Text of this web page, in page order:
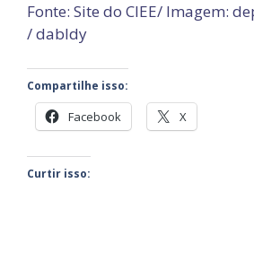
Fonte: Site do CIEE/ Imagem:
/ dabldy
Compartilhe isso:
Facebook X
Curtir isso: